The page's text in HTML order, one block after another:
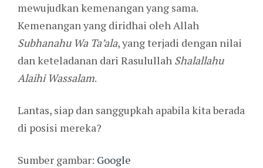
mewujudkan kemenangan yang sama.
Kemenangan yang diridhai oleh Allah
Subhanahu Wa Ta’ala, yang terjadi dengan nilai
dan keteladanan dari Rasulullah Shalallahu
Alaihi Wassalam.
Lantas, siap dan sanggupkah apabila kita berada
di posisi mereka?
Sumber gambar: Google